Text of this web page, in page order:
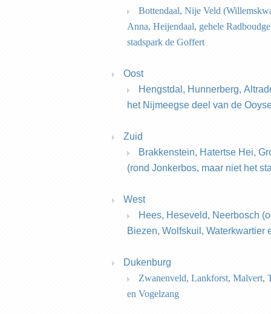
Bottendaal, Nije Veld
Anna, Heijendaal, gehele
stadspark de Goffert
Oost
Hengstdal, Hunnerberg, Alt
het Nijmeegse deel van de
Zuid
Brakkenstein, Hatertse Hei,
(rond Jonkerbos, maar niet het
West
Hees, Heseveld, Neerbosch
Biezen, Wolfskuil,
Dukenburg
Zwanenveld, Lankforst, Malvert,
en Vogelzang